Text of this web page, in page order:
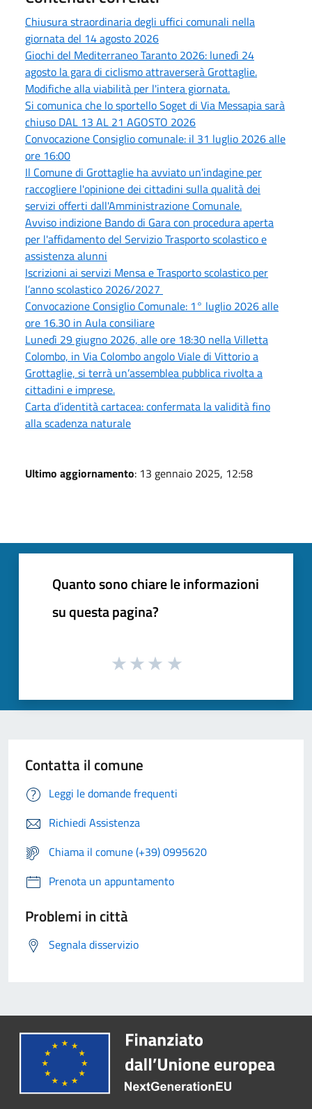
Chiusura straordinaria degli uffici comunali nella
giornata del 14 agosto 2026
Giochi del Mediterraneo Taranto 2026: lunedì 24
agosto la gara di ciclismo attraverserà Grottaglie.
Modifiche alla viabilità per l'intera giornata.
Si comunica che lo sportello Soget di Via Messapia sarà
chiuso DAL 13 AL 21 AGOSTO 2026
Convocazione Consiglio comunale: il 31 luglio 2026 alle
ore 16:00
Il Comune di Grottaglie ha avviato un'indagine per
raccogliere l'opinione dei cittadini sulla qualità dei
servizi offerti dall'Amministrazione Comunale.
Avviso indizione Bando di Gara con procedura aperta
per l'affidamento del Servizio Trasporto scolastico e
assistenza alunni
Iscrizioni ai servizi Mensa e Trasporto scolastico per
l’anno scolastico 2026/2027
Convocazione Consiglio Comunale: 1° luglio 2026 alle
ore 16.30 in Aula consiliare
Lunedì 29 giugno 2026, alle ore 18:30 nella Villetta
Colombo, in Via Colombo angolo Viale di Vittorio a
Grottaglie, si terrà un’assemblea pubblica rivolta a
cittadini e imprese.
Carta d’identità cartacea: confermata la validità fino
alla scadenza naturale
Ultimo aggiornamento: 13 gennaio 2025, 12:58
Quanto sono chiare le informazioni
su questa pagina?
Contatta il comune
Leggi le domande frequenti
Richiedi Assistenza
Chiama il comune (+39) 0995620
Prenota un appuntamento
Problemi in città
Segnala disservizio